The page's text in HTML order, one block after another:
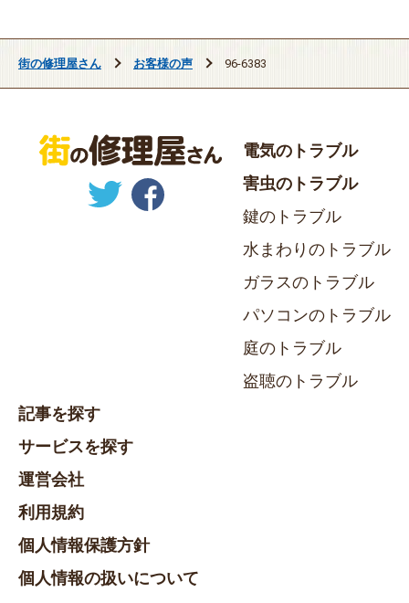
街の修理屋さん お客様の声 96-6383
電気のトラブル
害虫のトラブル
鍵のトラブル
水まわりのトラブル
ガラスのトラブル
パソコンのトラブル
庭のトラブル
盗聴のトラブル
記事を探す
サービスを探す
運営会社
利用規約
個人情報保護方針
個人情報の扱いについて